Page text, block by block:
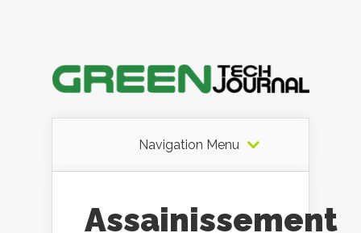
Navigation Menu
Assainissement